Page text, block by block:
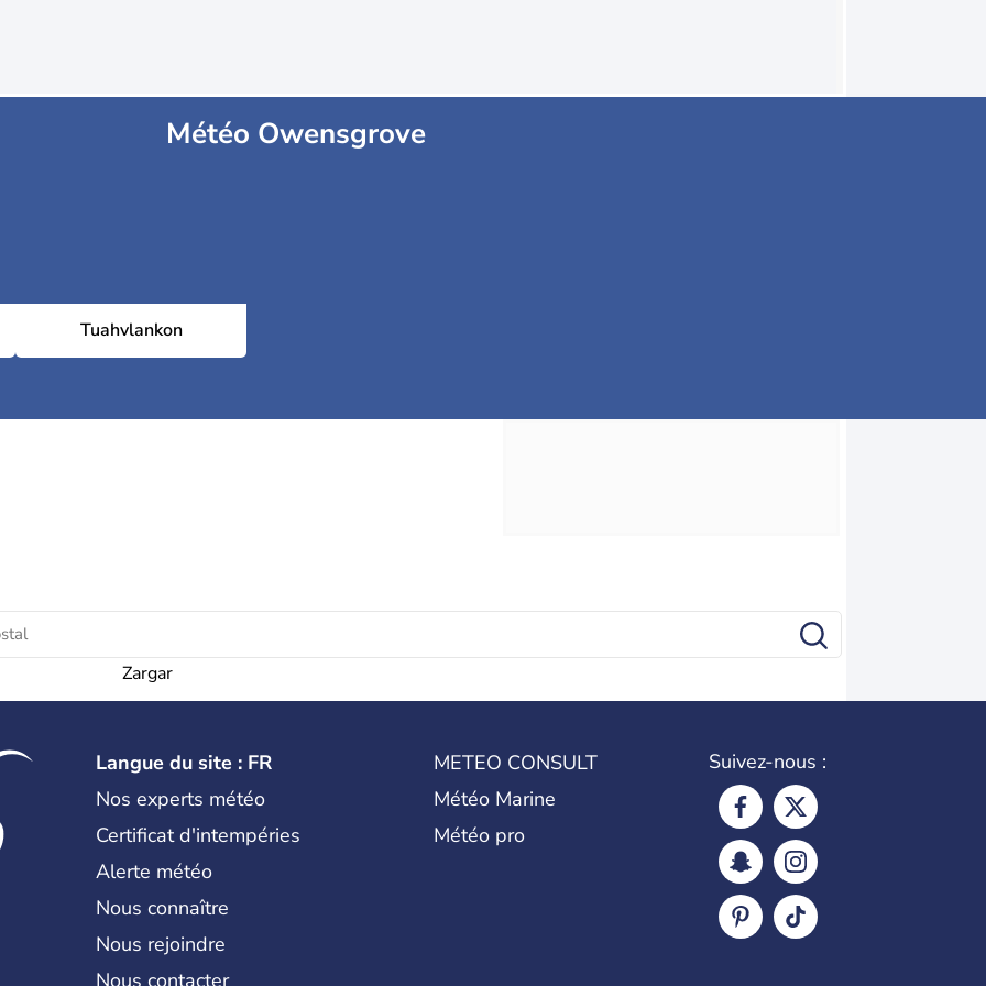
Météo Owensgrove
Tuahvlankon
Zargar
Langue du site : FR
Nos experts météo
Certificat d'intempéries
Alerte météo
Nous connaître
Nous rejoindre
Nous contacter
METEO CONSULT
Météo Marine
Météo pro
Suivez-nous :